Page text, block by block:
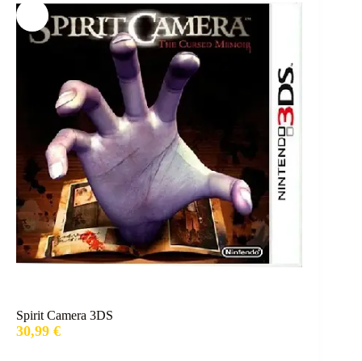
Spirit Camera 3DS
30,99 €